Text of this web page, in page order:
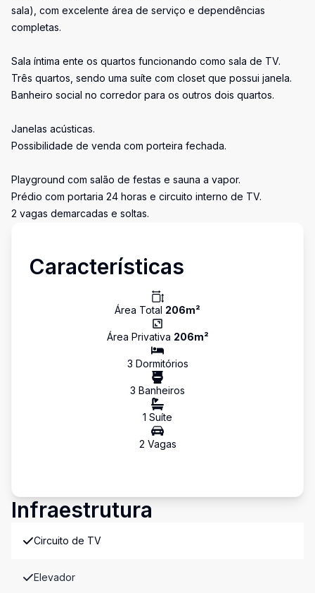
sala), com excelente área de serviço e dependências
completas.
Sala íntima ente os quartos funcionando como sala de TV.
Três quartos, sendo uma suíte com closet que possui janela.
Banheiro social no corredor para os outros dois quartos.
Janelas acústicas.
Possibilidade de venda com porteira fechada.
Playground com salão de festas e sauna a vapor.
Prédio com portaria 24 horas e circuito interno de TV.
2 vagas demarcadas e soltas.
Características
Área Total 206m²
Área Privativa 206m²
3 Dormitórios
3 Banheiros
1 Suíte
2 Vagas
Infraestrutura
Circuito de TV
Elevador